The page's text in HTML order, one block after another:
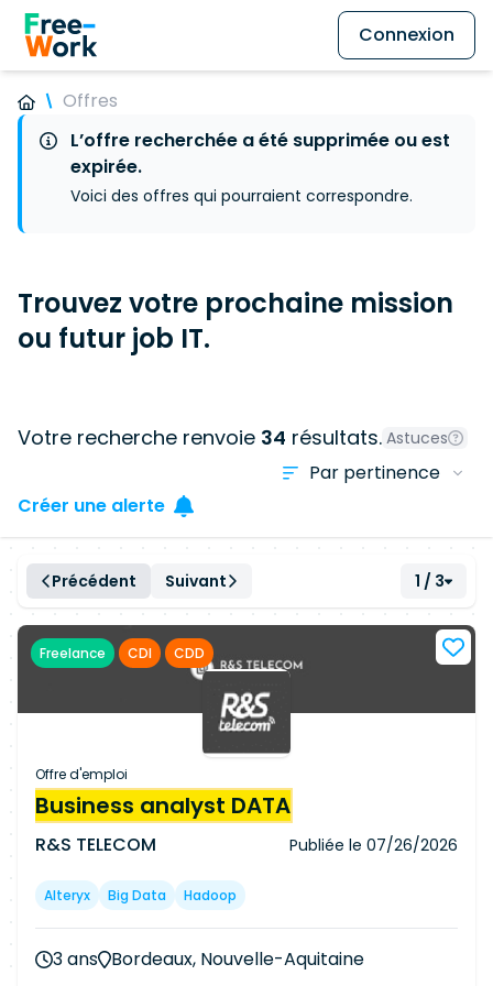
Connexion
Offres
L’offre recherchée a été supprimée ou est
expirée.
Voici des offres qui pourraient correspondre.
Trouvez votre prochaine mission
ou futur job IT.
Votre recherche renvoie 34 résultats. Astuces
Créer une alerte
Précédent Suivant 1 / 3
Freelance CDI CDD
Offre d'emploi
Business analyst DATA
R&S TELECOM Publiée le 07/26/2026
Alteryx Big Data Hadoop
3 ans Bordeaux, Nouvelle-Aquitaine